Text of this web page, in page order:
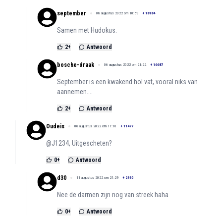
september 06 augustus 2022 om 10:59 + 18184
Samen met Hudokus.
2+ Antwoord
bosche-draak 06 augustus 2022 om 21:22 + 16687
September is een kwakend hol vat, vooral niks van
aannemen....
2+ Antwoord
Oudeis 06 augustus 2022 om 11:10 + 11477
@J1234, Uitgescheten?
0+ Antwoord
d30 11 augustus 2022 om 21:29 + 2930
Nee de darmen zijn nog van streek haha
0+ Antwoord